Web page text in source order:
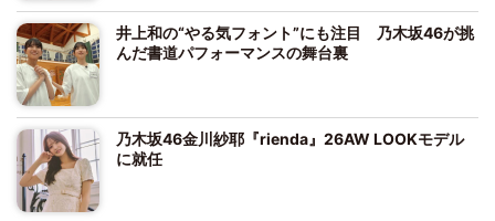
井上和の“やる気フォント”にも注目 乃木坂46が挑
んだ書道パフォーマンスの舞台裏
乃木坂46金川紗耶『rienda』26AW LOOKモデル
に就任